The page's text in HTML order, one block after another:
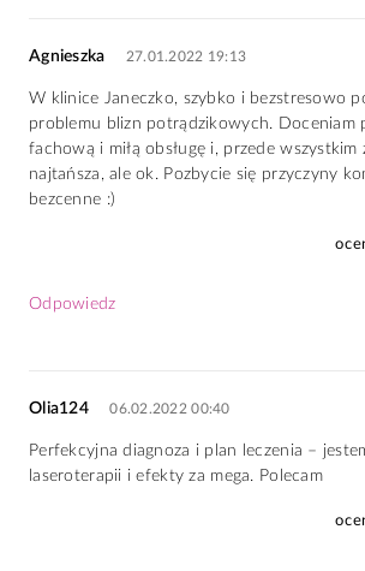
Agnieszka 27.01.2022 19:13
W klinice Janeczko, szybko i bezstresowo
problemu blizn potrądzikowych. Doceniam
fachową i miłą obsługę i, przede wszystkim
najtańsza, ale ok. Pozbycie się przyczyny
bezcenne :)
Odpowiedz
Olia124 06.02.2022 00:40
Perfekcyjna diagnoza i plan leczenia –
laseroterapii i efekty za mega. Polecam